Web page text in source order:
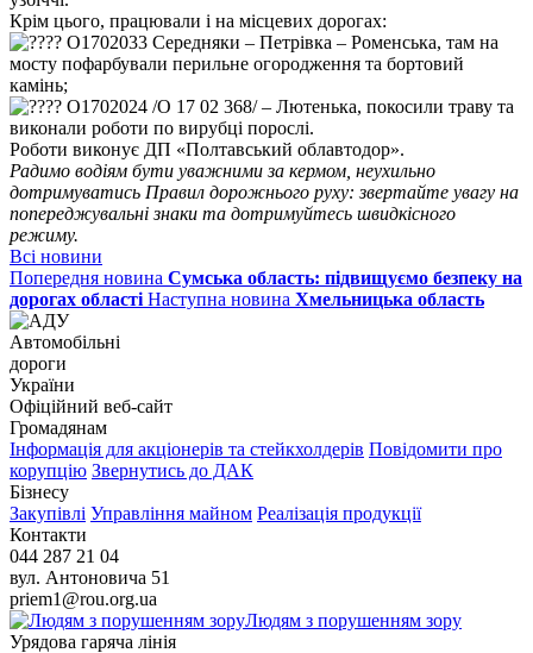
Крім цього, працювали і на місцевих дорогах:
О1702033 Середняки – Петрівка – Роменська, там на
мосту пофарбували перильне огородження та бортовий
камінь;
О1702024 /О 17 02 368/ ‒ Лютенька, покосили траву та
виконали роботи по вирубці порослі.
Роботи виконує ДП «Полтавський облавтодор».
Радимо водіям бути уважними за кермом, неухильно
дотримуватись Правил дорожнього руху: звертайте увагу на
попереджувальні знаки та дотримуйтесь швидкісного
режиму.
Всі новини
Попередня новина Сумська область: підвищуємо безпеку на
дорогах області Наступна новина Хмельницька область
Автомобільні
дороги
України
Офіційний веб‑сайт
Громадянам
Інформація для акціонерів та стейкхолдерів Повідомити про
корупцію Звернутись до ДАК
Бізнесу
Закупівлі Управління майном Реалізація продукції
Контакти
044 287 21 04
вул. Антоновича 51
priem1@rou.org.ua
Людям з порушенням зору
Урядова гаряча лінія